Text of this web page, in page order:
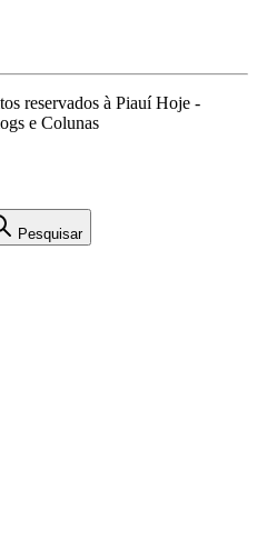
reservados à Piauí Hoje -
e Colunas
Pesquisar